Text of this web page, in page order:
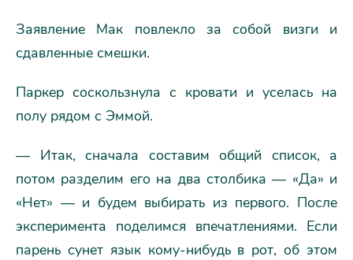
Заявление Мак повлекло за собой визги и
сдавленные смешки.
Паркер соскользнула с кровати и уселась на
полу рядом с Эммой.
— Итак, сначала составим общий список, а
потом разделим его на два столбика — «Да» и
«Нет» — и будем выбирать из первого. После
эксперимента поделимся впечатлениями. Если
парень сунет язык кому-нибудь в рот, об этом